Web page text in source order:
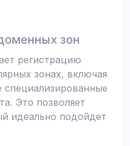
зон
регистрацию
зонах, включая
специализированные
Это позволяет
идеально подойдет